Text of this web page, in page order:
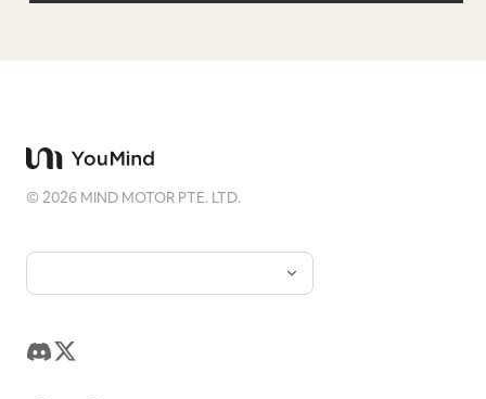
©2026 MIND MOTOR PTE. LTD.